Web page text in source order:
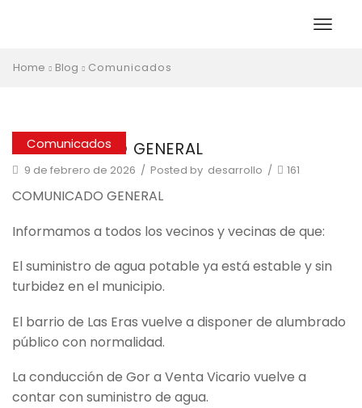
Home Blog Comunicados
Comunicados
COMUNICADO GENERAL
9 de febrero de 2026 / Posted by desarrollo / 161
COMUNICADO GENERAL
Informamos a todos los vecinos y vecinas de que:
El suministro de agua potable ya está estable y sin
turbidez en el municipio.
El barrio de Las Eras vuelve a disponer de alumbrado
público con normalidad.
La conducción de Gor a Venta Vicario vuelve a
contar con suministro de agua.